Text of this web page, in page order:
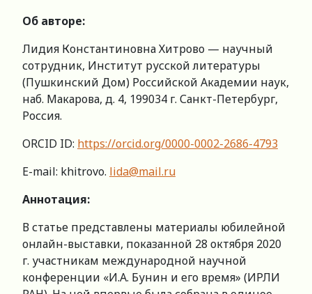
Об авторе:
Лидия Константиновна Хитрово — научный
сотрудник, Институт русской литературы
(Пушкинский Дом) Российской Академии наук,
наб. Макарова, д. 4, 199034 г. Санкт-Петербург,
Россия.
ORCID ID: https://orcid.org/0000-0002-2686-4793
E-mail: khitrovo. lida@mail.ru
Аннотация:
В статье представлены материалы юбилейной
онлайн-выставки, показанной 28 октября 2020
г. участникам международной научной
конференции «И.А. Бунин и его время» (ИРЛИ